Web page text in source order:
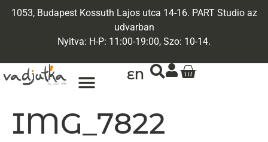
1053, Budapest Kossuth Lajos utca 14-16. PART Studio az
udvarban
Nyitva: H-P: 11:00-19:00, Szo: 10-14.
EN
IMG_7822